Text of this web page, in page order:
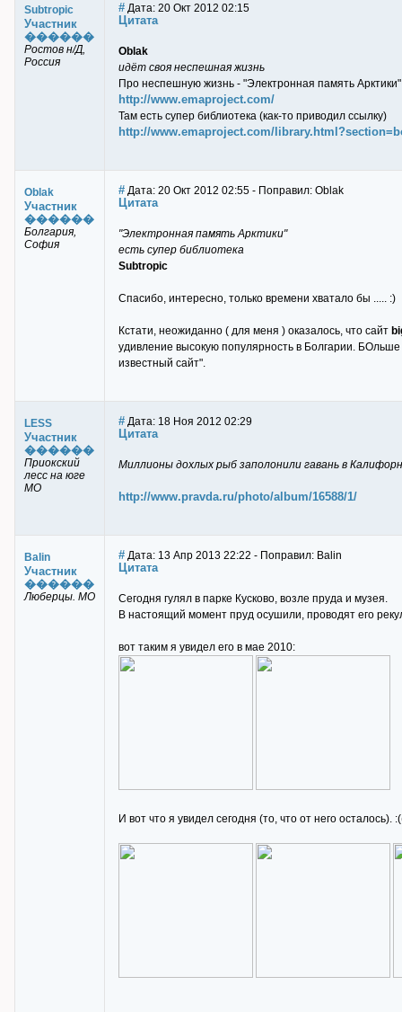
Subtropic
Участник
������
Ростов н/Д,
Россия
# Дата: 20 Окт 2012 02:15
Цитата
Oblak
идёт своя неспешная жизнь
Про неспешную жизнь - "Электронная память Арктики"
http://www.emaproject.com/
Там есть супер библиотека (как-то приводил ссылку)
http://www.emaproject.com/
Oblak
Участник
������
Болгария,
София
# Дата: 20 Окт 2012 02:55 - Поправил: Oblak
Цитата
"Электронная память Арктики"
есть супер библиотека
Subtropic
Спасибо, интересно, только времени хватало бы ..... :)
Кстати, неожиданно ( для меня ) оказалось, что сайт
удивление высокую популярность в Болгарии.
известный сайт".
LESS
Участник
������
Приокский
лесс на юге
МО
# Дата: 18 Ноя 2012 02:29
Цитата
Миллионы дохлых рыб заполонили гавань в
http://www.pravda.ru/photo/album/16588/1/
Balin
Участник
������
Люберцы. МО
# Дата: 13 Апр 2013 22:22 - Поправил: Balin
Цитата
Сегодня гулял в парке Кусково, возле пруда и музея.
В настоящий момент пруд осушили, проводят его
вот таким я увидел его в мае 2010:
И вот что я увидел сегодня (то, что от него осталось).